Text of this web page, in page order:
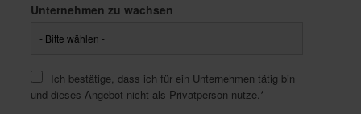
Unternehmen zu wachsen
Ich bestätige, dass ich für ein Unternehmen tätig bin
und dieses Angebot nicht als Privatperson nutze. *